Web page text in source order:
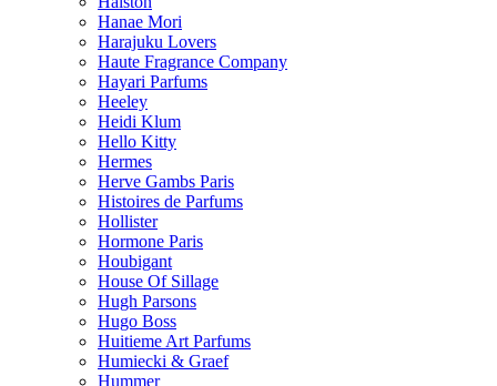
Hanae Mori
Harajuku Lovers
Haute Fragrance Company
Hayari Parfums
Heeley
Heidi Klum
Hello Kitty
Hermes
Herve Gambs Paris
Histoires de Parfums
Hollister
Hormone Paris
Houbigant
House Of Sillage
Hugh Parsons
Hugo Boss
Huitieme Art Parfums
Humiecki & Graef
Hummer